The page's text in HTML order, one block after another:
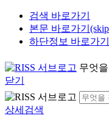
검색 바로가기
본문 바로가기
하단정보 바로가기
무엇
닫기
상세검색